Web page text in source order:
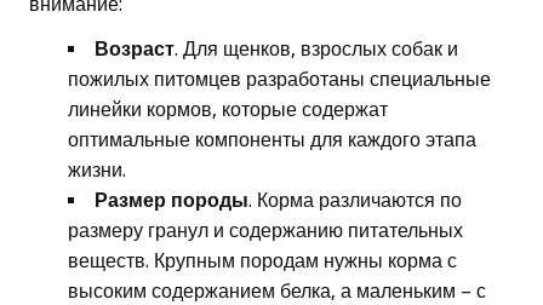
Возраст. Для щенков, взрослых собак и
пожилых питомцев разработаны специальные
линейки кормов, которые содержат
оптимальные компоненты для каждого этапа
жизни.
Размер породы. Корма различаются по
размеру гранул и содержанию питательных
веществ. Крупным породам нужны корма с
высоким содержанием белка, а маленьким – с